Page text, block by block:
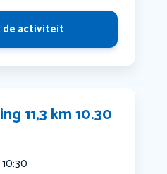
de activiteit
11,3 km 10.30